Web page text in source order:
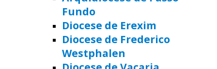
Fundo
Diocese de Erexim
Diocese de Frederico
Westphalen